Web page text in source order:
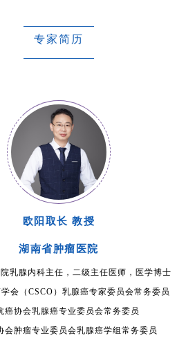
专家简历
欧阳取长 教授
湖南省肿瘤医院
乳腺内科主任，二级主任医师，医学博士
会（CSCO）乳腺癌专家委员会常务委员
癌协会乳腺癌专业委员会常务委员
会肿瘤专业委员会乳腺癌学组常务委员